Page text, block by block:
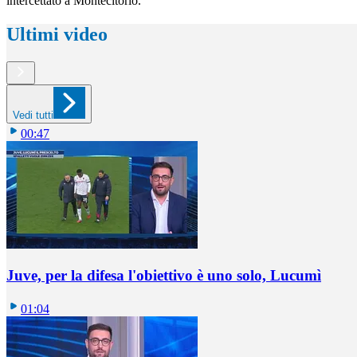
Ultimi video
Vedi tutti
00:47
Juve, per la difesa l'obiettivo è uno solo, Lucumì
01:04